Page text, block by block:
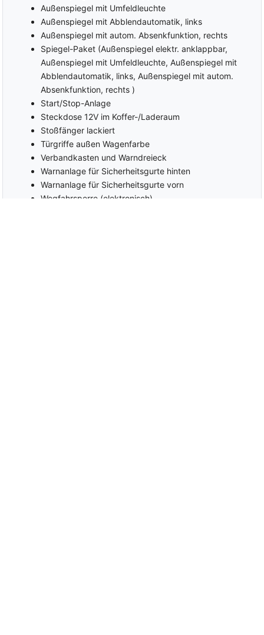
Außenspiegel mit Umfeldleuchte
Außenspiegel mit Abblendautomatik, links
Außenspiegel mit autom. Absenkfunktion, rechts
Spiegel-Paket (Außenspiegel elektr. anklappbar,
Außenspiegel mit Umfeldleuchte, Außenspiegel mit
Abblendautomatik, links, Außenspiegel mit autom.
Absenkfunktion, rechts )
Start/Stop-Anlage
Steckdose 12V im Koffer-/Laderaum
Stoßfänger lackiert
Türgriffe außen Wagenfarbe
Verbandkasten und Warndreieck
Warnanlage für Sicherheitsgurte hinten
Warnanlage für Sicherheitsgurte vorn
Wegfahrsperre (elektronisch)